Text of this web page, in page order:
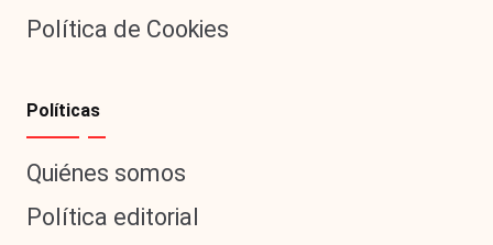
Política de Cookies
Políticas
Quiénes somos
Política editorial